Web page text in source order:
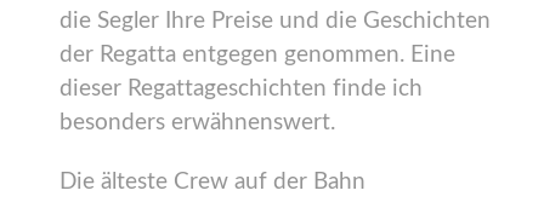
die Segler Ihre Preise und die Geschichten
der Regatta entgegen genommen. Eine
dieser Regattageschichten finde ich
besonders erwähnenswert.
Die älteste Crew auf der Bahn